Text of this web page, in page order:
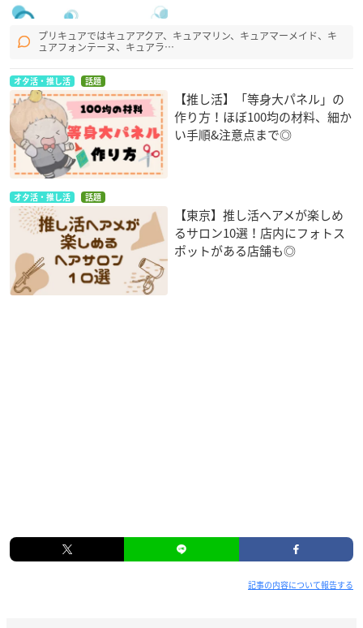
プリキュアではキュアアクア、キュアマリン、キュアマーメイド、キ
ュアフォンテーヌ、キュアラ…
オタ活・推し活 話題
【推し活】「等身大パネル」の
作り方！ほぼ100均の材料、細か
い手順&注意点まで◎
オタ活・推し活 話題
【東京】推し活ヘアメが楽しめ
るサロン10選！店内にフォトス
ポットがある店舗も◎
記事の内容について報告する